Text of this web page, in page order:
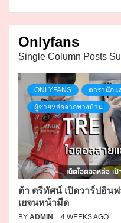
Onlyfans
Single Column Posts
ONLYFANS ดารานักแ
ผู้ชายหล่อจากทางบ้าน
ต้า ตรีทัศน์ เปิดวาร์ปอิน
เยจนหน้ามืด
BY ADMIN 4 WEEKS AGO